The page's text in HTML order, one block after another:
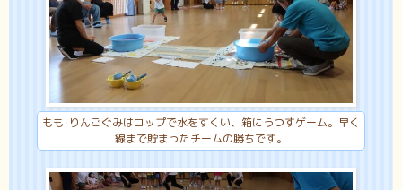
もも･りんごぐみはコップで水をすくい、箱にうつすゲーム。早く
線まで貯まったチームの勝ちです。